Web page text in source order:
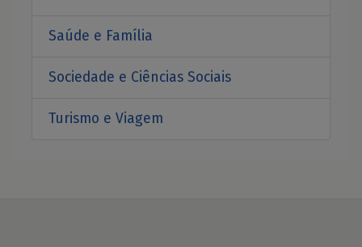
Saúde e Família
Sociedade e Ciências Sociais
Turismo e Viagem